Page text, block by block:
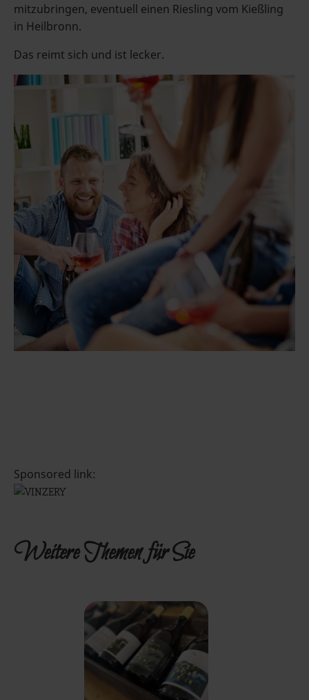
mitzubringen, eventuell einen Riesling vom Kießling
in Heilbronn.
Das reimt sich und ist lecker.
Sponsored link:
Weitere Themen für Sie